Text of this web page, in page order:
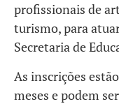
profissionais de
turismo, para
Secretaria de
As inscrições
meses e podem